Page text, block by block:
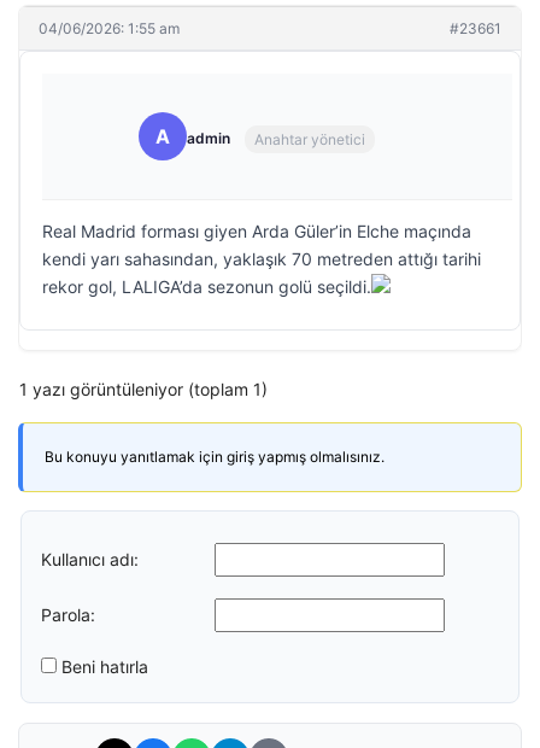
04/06/2026: 1:55 am #23661
A admin Anahtar yönetici
Real Madrid forması giyen Arda Güler’in Elche maçında
kendi yarı sahasından, yaklaşık 70 metreden attığı tarihi
rekor gol, LALIGA’da sezonun golü seçildi.
1 yazı görüntüleniyor (toplam 1)
Bu konuyu yanıtlamak için giriş yapmış olmalısınız.
Kullanıcı adı:
Parola:
Beni hatırla